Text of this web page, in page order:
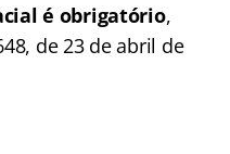
é obrigatório,
de 23 de abril de